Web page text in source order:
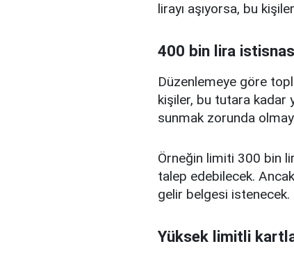
lirayı aşıyorsa, bu
400 bin lira
Düzenlemeye göre
kişiler, bu tutara kadar
sunmak zorunda
Örneğin limiti 300 bin
talep edebilecek.
gelir belgesi istenecek.
Yüksek limitli